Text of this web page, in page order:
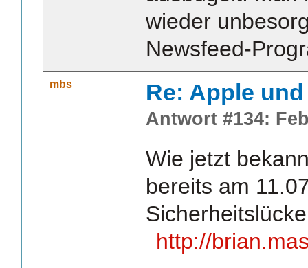
wieder
Newsfeed-
mbs Re: Apple
Antwort #134:
Wie jetzt
bereits am
http://